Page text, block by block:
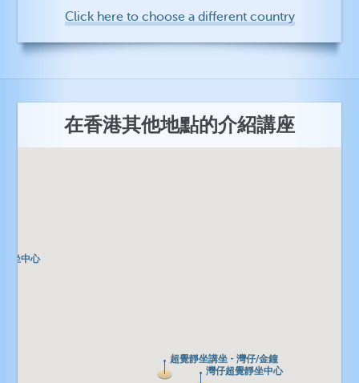
Click here to choose a different country
在香港其他地點的介紹講座
坐中心
超覺靜坐講坐 - 灣仔/金鐘
灣仔超覺靜坐中心
坐中心
超覺靜坐講坐 - 灣仔/金鐘
灣仔超覺靜坐中心